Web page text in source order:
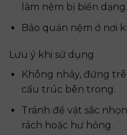
làm nệm bị biến dạng.
Bảo quản nệm ở nơi
Lưu ý khi sử dụng
Không nhảy, đứng
cấu trúc bên trong.
Tránh để vật sắc
rách hoặc hư hỏng.